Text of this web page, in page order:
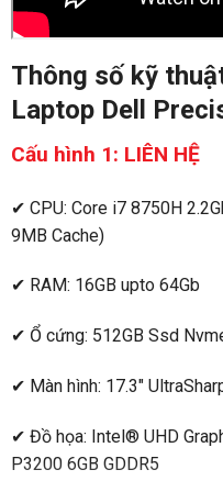
Thông số kỹ
Laptop Dell
Cấu hình 1: LIÊN HỆ
✔ CPU: Core i7 8750H
9MB Cache)
✔ RAM: 16GB upto 64Gb
✔ Ổ cứng: 512GB Ssd
✔ Màn hình: 17.3″
✔ Đồ họa: Intel® UHD
P3200 6GB GDDR5